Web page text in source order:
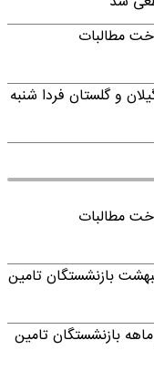
مطالبات
و گلستان فردا شنبه
مطالبات
بازنشستگان تامین
بازنشستگان تامین